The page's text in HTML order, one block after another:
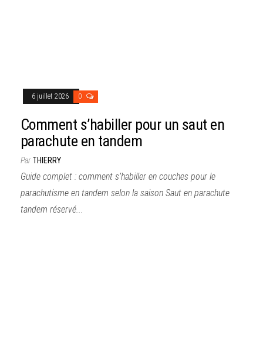
6 juillet 2026 0
Comment s’habiller pour un saut en
parachute en tandem
ParTHIERRY
Guide complet : comment s’habiller en couches pour le
parachutisme en tandem selon la saison Saut en parachute
tandem réservé...